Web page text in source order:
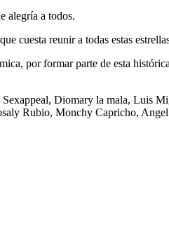
alegría a todos.
cuesta reunir a todas estas
por formar parte de esta
Diomary la mala, Luis
Rubio, Monchy Capricho,